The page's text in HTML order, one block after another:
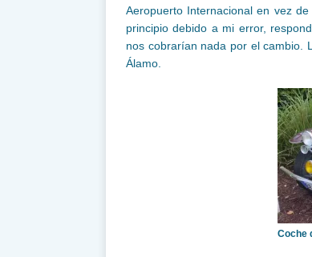
Aeropuerto Internacional en vez
principio debido a mi error,
nos cobrarían nada por el cambio.
Álamo.
Coche